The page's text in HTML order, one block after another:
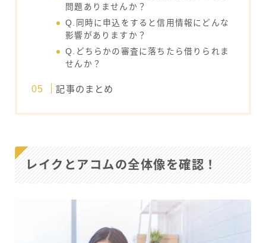
問題ありませんか？
Q.同時に申込をすると信用情報にどんな
影響がありますか？
Q.どちらかの審査に落ちたら借りられま
せんか？
記事のまとめ
レイクとアコムの全体像を確認！